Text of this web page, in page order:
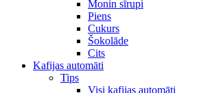
Monin sīrupi
Piens
Cukurs
Šokolāde
Cits
Kafijas automāti
Tips
Visi kafijas automāti